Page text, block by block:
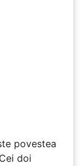
povestea
doi